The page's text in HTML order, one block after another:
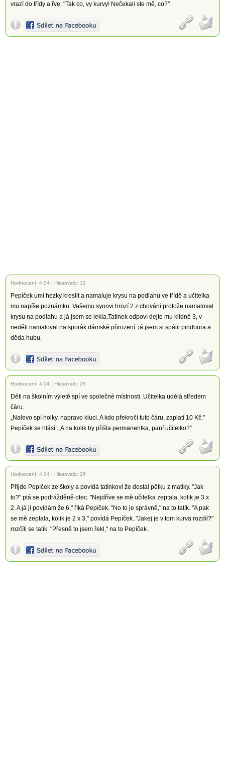
vrazí do třídy a řve: "Tak co, vy kurvy! Nečekali ste mě, co?"
Hodnocení: 4.04 | Hlasovalo: 12
Pepíček umí hezky kreslit a namaluje krysu na podlahu ve třídě a učitelka
mu napíše poznámku: Vašemu synovi hrozí 2 z chování protože namaloval
krysu na podlahu a já jsem se lekla.Tatínek odpoví dejte mu klidně 3, v
neděli namaloval na sporák dámské přirození. já jsem si spálil pinďoura a
děda hubu.
Hodnocení: 4.04 | Hlasovalo: 26
Děti na školním výletě spí ve společné místnosti. Učitelka udělá středem
čáru.
„Nalevo spí holky, napravo kluci. A kdo překročí tuto čáru, zaplatí 10 Kč.”
Pepíček se hlásí: „A na kolik by přišla permanentka, paní učitelko?”
Hodnocení: 4.04 | Hlasovalo: 26
Přijde Pepíček ze školy a povídá tatínkovi že dostal pětku z matiky. "Jak
to?" ptá se podrážděně otec. "Nejdříve se mě učitelka zeptala, kolik je 3 x
2. A já jí povídám že 6," říká Pepíček. "No to je správně," na to tatík. "A pak
se mě zeptala, kolik je 2 x 3," povídá Pepíček. "Jakej je v tom kurva rozdíl?"
rozčíli se tatík. "Přesně to jsem řekl," na to Pepíček.